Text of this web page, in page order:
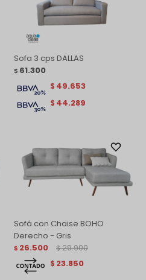
Sofa 3 cps DALLAS
$ 61.300
$ 44.289
$ 49.653
Sofá con Chaise BOHO
Derecho - Gris
$ 26.500 $ 29.900
$ 23.850